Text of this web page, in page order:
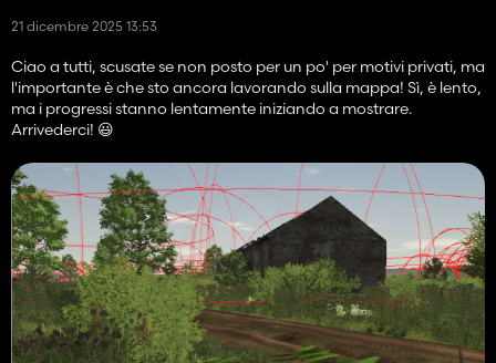
21 dicembre 2025 13:53
Ciao a tutti, scusate se non posto per un po' per motivi privati, ma
l'importante è che sto ancora lavorando sulla mappa! Sì, è lento,
ma i progressi stanno lentamente iniziando a mostrare.
Arrivederci! 😃